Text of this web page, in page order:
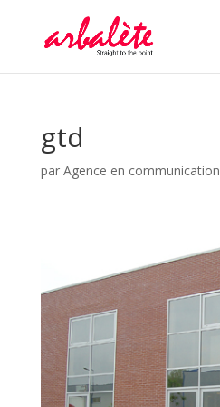
gtd
par Agence en communication